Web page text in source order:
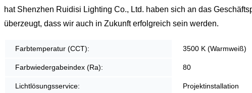
hat Shenzhen Ruidisi Lighting Co., Ltd. haben sich an das
überzeugt, dass wir auch in Zukunft erfolgreich sein werden.
Farbtemperatur (CCT): 3500 K (Warmweiß)
Farbwiedergabeindex (Ra): 80
Lichtlösungsservice: Projektinstallation